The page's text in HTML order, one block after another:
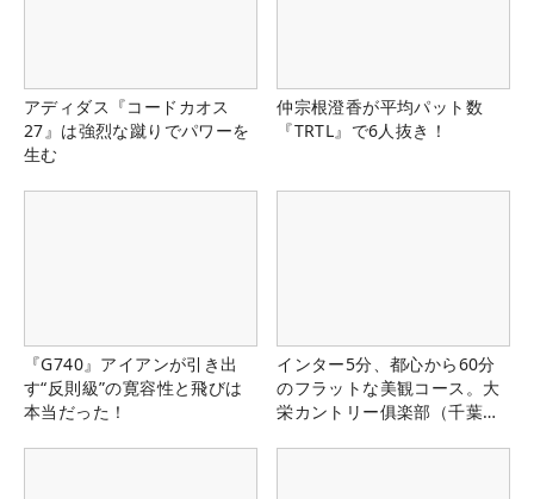
アディダス『コードカオス
27』は強烈な蹴りでパワーを
生む
仲宗根澄香が平均パット数
『TRTL』で6人抜き！
『G740』アイアンが引き出
す“反則級”の寛容性と飛びは
本当だった！
インター5分、都心から60分
のフラットな美観コース。大
栄カントリー俱楽部（千葉